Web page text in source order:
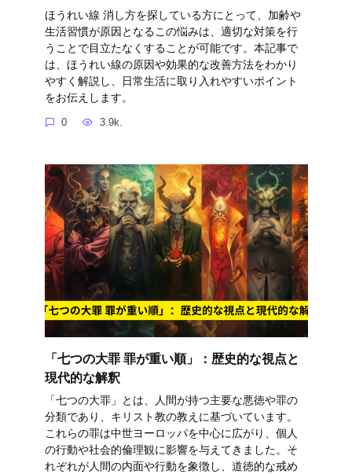
ほうれい線 消し方を探している方にとって、加齢や
生活習慣が原因となるこの悩みは、適切な対策を行
うことで目立たなくすることが可能です。本記事で
は、ほうれい線の原因や効果的な改善方法をわかり
やすく解説し、日常生活に取り入れやすいポイント
をお伝えします。
0 3.9k.
「七つの大罪 罪が重い順」：歴史的な視点と
現代的な解釈
「七つの大罪」とは、人間が持つ主要な悪徳や罪の
分類であり、キリスト教の教えに基づいています。
これらの罪は中世ヨーロッパを中心に広がり、個人
の行動や社会的倫理観に影響を与えてきました。そ
れぞれが人間の内面や行動を象徴し、道徳的な戒め